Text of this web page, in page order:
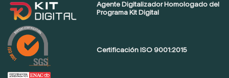
Agente Digitalizador Homologado del
Programa Kit Digital
Certificación ISO 9001:2015